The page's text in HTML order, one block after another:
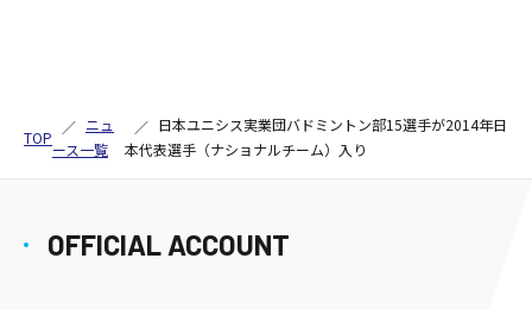
TOP
ニュ
ース一覧
日本ユニシス実業団バドミントン部15選手が2014年日
本代表選手（ナショナルチーム）入り
OFFICIAL ACCOUNT